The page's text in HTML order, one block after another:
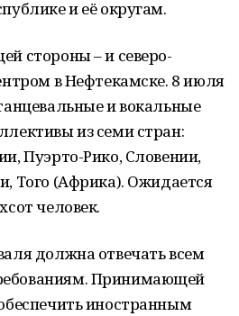
и её округам.
стороны – и северо-
в Нефтекамске. 8 июля
и вокальные
из семи стран:
Пуэрто-Рико, Словении,
Того (Африка). Ожидается
человек.
должна отвечать всем
Принимающей
иностранным